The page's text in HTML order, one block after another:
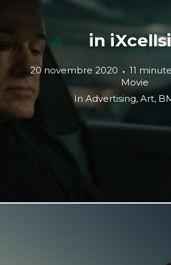
in
20 novembre 2020 11
Movie
In Advertising, Art,